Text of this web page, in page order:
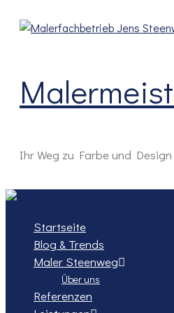
Inhalt
Ihr Weg zu Farbe und Design
Startseite
Blog & Trends
Maler Steenweg
Über uns
Referenzen